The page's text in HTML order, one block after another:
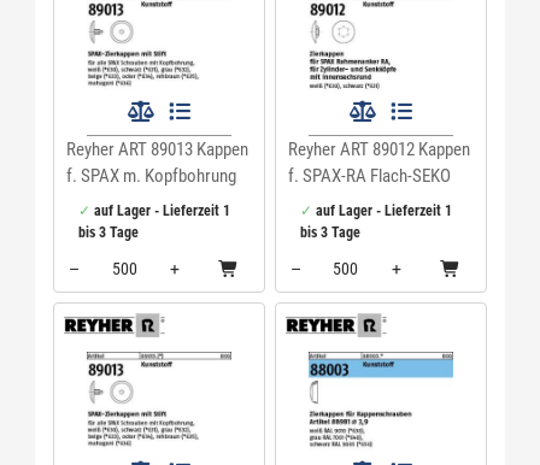
Reyher ART 89013 Kappen
f. SPAX m. Kopfbohrung
schwarz Kunstst VE=S
auf Lager - Lieferzeit 1
bis 3 Tage
–
+
Menge: 500
Reyher ART 89012 Kappen
f. SPAX-RA Flach-SEKO
weiss Kunstst VE=S
auf Lager - Lieferzeit 1
bis 3 Tage
–
+
Menge: 500